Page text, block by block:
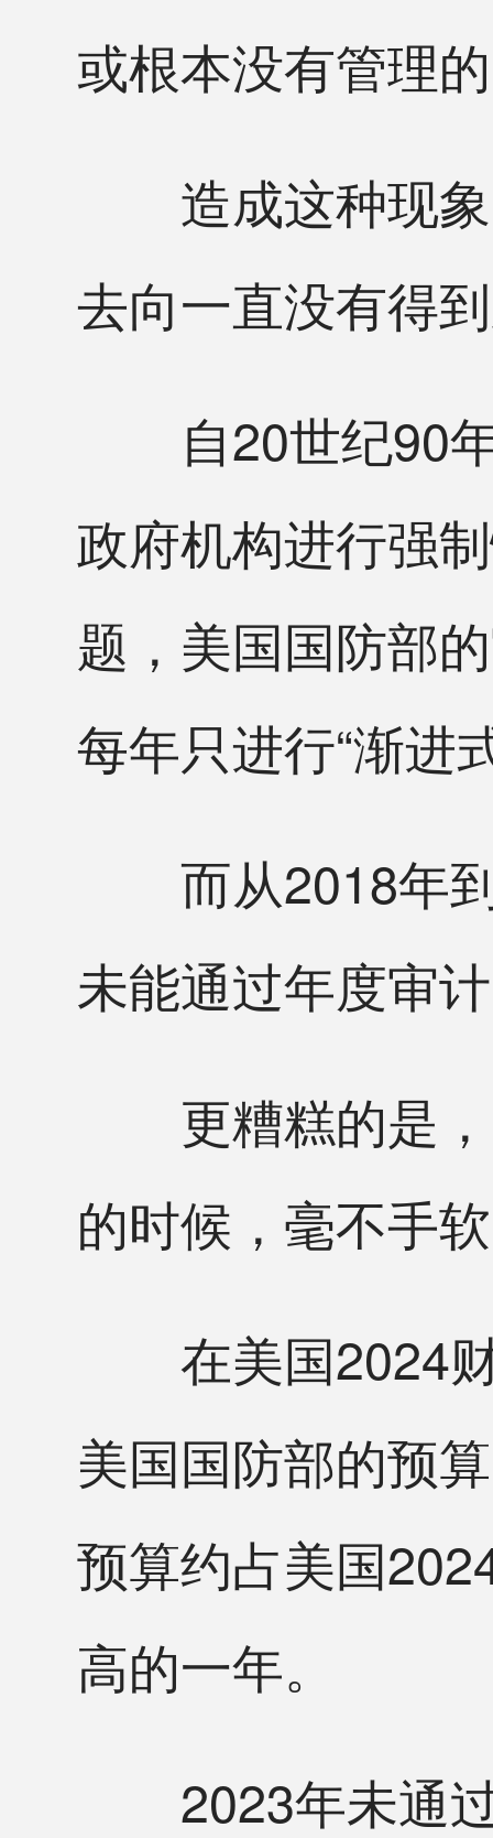
或根本没有管理
造成这种现象
去向一直没有得
自20世纪90年
政府机构进行强
题，美国国防部
每年只进行“渐进
而从2018年到
未能通过年度审
更糟糕的是，
的时候，毫不手
在美国2024财
美国国防部的预
预算约占美国
高的一年。
2023年未通过